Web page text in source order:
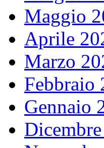
Maggio
Aprile
Marzo
Febbraio
Gennaio